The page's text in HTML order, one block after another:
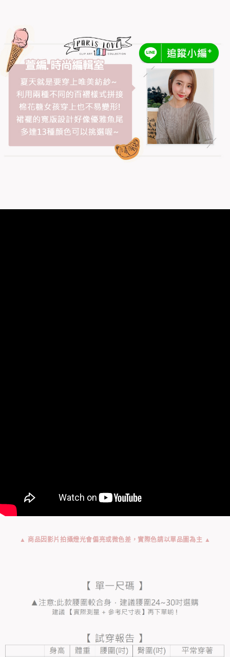
▲ 商品因影片拍攝燈光會偏亮或微色差，實際色請以單品圖為主 ▲